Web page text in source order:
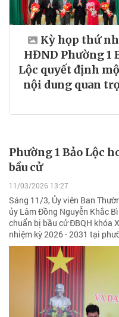
Kỳ họp thứ
HĐND Phường 1
Lộc quyết định
nội dung quan
Phường 1 Bảo Lộc
bầu cử
11/03/2026 13:27
Sáng 11/3, Ủy viên Ban
ủy Lâm Đồng Nguyễn Khắc
chuẩn bị bầu cử ĐBQH khóa
nhiệm kỳ 2026 - 2031 tại